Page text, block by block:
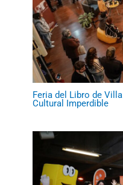
Feria del Libro de
Cultural Imperdible